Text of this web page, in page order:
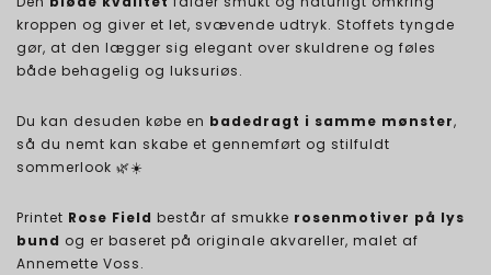
kroppen og giver et let, svævende udtryk. Stoffets tyngde
gør, at den lægger sig elegant over skuldrene og føles
både behagelig og luksuriøs.
Du kan desuden købe en badedragt i samme mønster,
så du nemt kan skabe et gennemført og stilfuldt
sommerlook 🌿☀️
Printet Rose Field består af smukke rosenmotiver på lys
bund og er baseret på originale akvareller, malet af
Annemette Voss.